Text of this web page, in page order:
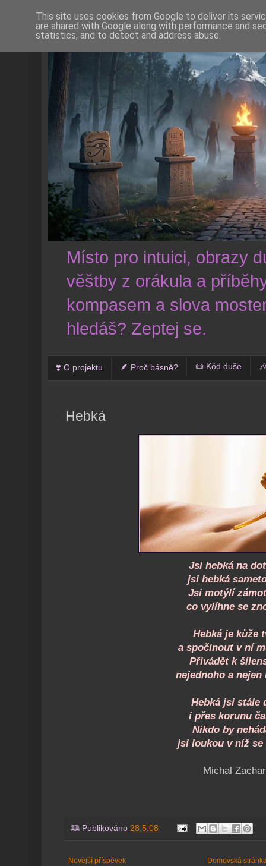
Místo pro intuici, obrazy
věštby z orákula a
kompasem a slova
hledáš? Zeptej se.
❣️ O projektu 🪶 Proč básně? 📜 Kód duše
Hebká
Jsi hebká na
jsi hebká
Jsi motýlí
co vylíhne se
Hebká je kůže
a spočinout v ní
Přivádět k
nejednoho a nejen
Hebká jsi stále
i přes korunu
Nikdo by
jsi loukou v níž se
Michal Zachar
🕮 Publikováno 28.5.08
Novější příspěvek Domovská
This site uses cookies from Google to deliver its
are shared with Google along with performance and
statistics, and to detect and address abuse.